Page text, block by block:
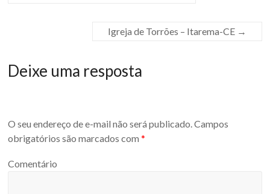
Igreja de Torrões – Itarema-CE →
Deixe uma resposta
O seu endereço de e-mail não será publicado.Campos
obrigatórios são marcados com*
Comentário